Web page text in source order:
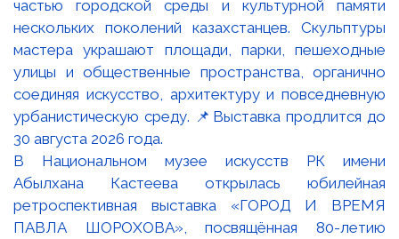
В Национальном музее искусств РК имени
Абылхана Кастеева открылась юбилейная
ретроспективная выставка «ГОРОД И ВРЕМЯ
ПАВЛА ШОРОХОВА», посвящённая 80-летию